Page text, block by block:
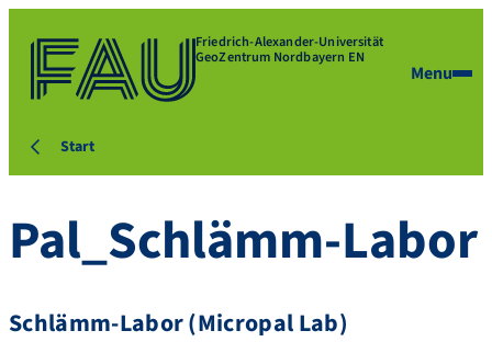
Friedrich-Alexander-Universität
GeoZentrum Nordbayern EN
Menu
Start
Pal_Schlämm-Labor
Schlämm-Labor (Micropal Lab)